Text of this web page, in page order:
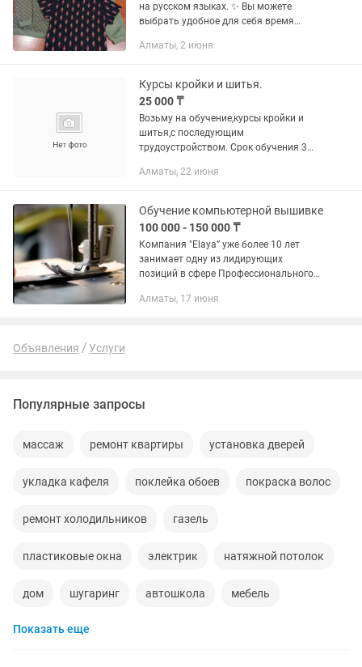
на русском языках. ✨ Вы можете
выбрать удобное для себя время
неделю по 2 полных часа. ✨ В месяц 8
Алматы, 2 июня
Курсы кройки и шитья.
25 000 ₸
Возьму на обучение,курсы кройки и
шитья,с последующим
трудоустройством. Срок обучения 3
индивидуально,по договоренности.
Алматы, 22 июня
Обучение компьютерной вышивке
100 000 - 150 000 ₸
Компания "Elaya” уже более 10 лет
занимает одну из лидирующих
позиций в сфере Профессионального
вышивки. Ведь целью нашей компании
Алматы, 17 июня
Объявления Услуги
Популярные запросы
массаж ремонт квартиры установка дверей
укладка кафеля поклейка обоев покраска волос
ремонт холодильников газель
пластиковые окна электрик натяжной потолок
дом шугаринг автошкола мебель
ремонт телевизоров
Показать еще